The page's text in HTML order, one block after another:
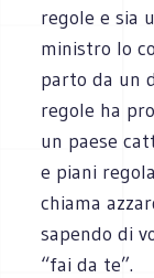
regole e sia
ministro lo
parto da un
regole ha
un paese
e piani
chiama
sapendo di
“fai da te”.